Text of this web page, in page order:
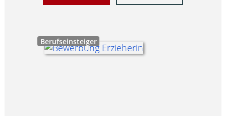
Berufseinsteiger